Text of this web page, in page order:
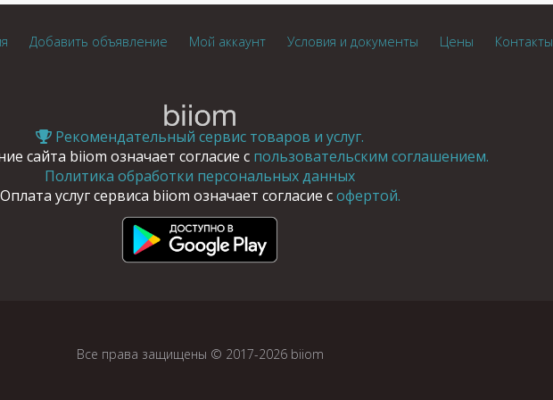
Добавить объявление Мой аккаунт Условия и документы Цены Контакты
Рекомендательный сервис товаров и услуг.
сайта biiom означает согласие с пользовательским соглашением.
Политика обработки персональных данных
Оплата услуг сервиса biiom означает согласие софертой.
Все права защищены © 2017-2026 biiom